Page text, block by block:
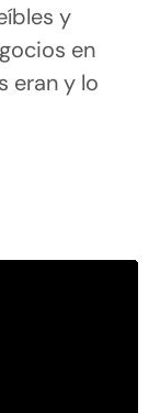
y
en
eran y lo